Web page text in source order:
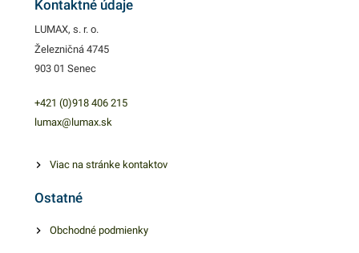
horúce nápoje, fast foody,
zariadenia. Papierové poháre
zabezpečia rýchly a
nápojov bez rozliatia.
jednoduché používanie.
Kontaktné údaje
LUMAX, s. r. o.
Železničná 4745
903 01 Senec
+421 (0)918 406 215
lumax@lumax.sk
Viac na stránke kontaktov
Ostatné
Obchodné podmienky